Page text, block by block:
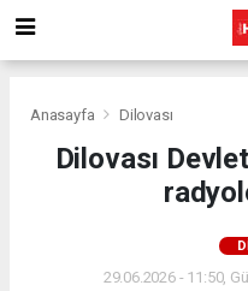
Anasayfa Dilovası
Dilovası
29.06.2026 - 11:50,